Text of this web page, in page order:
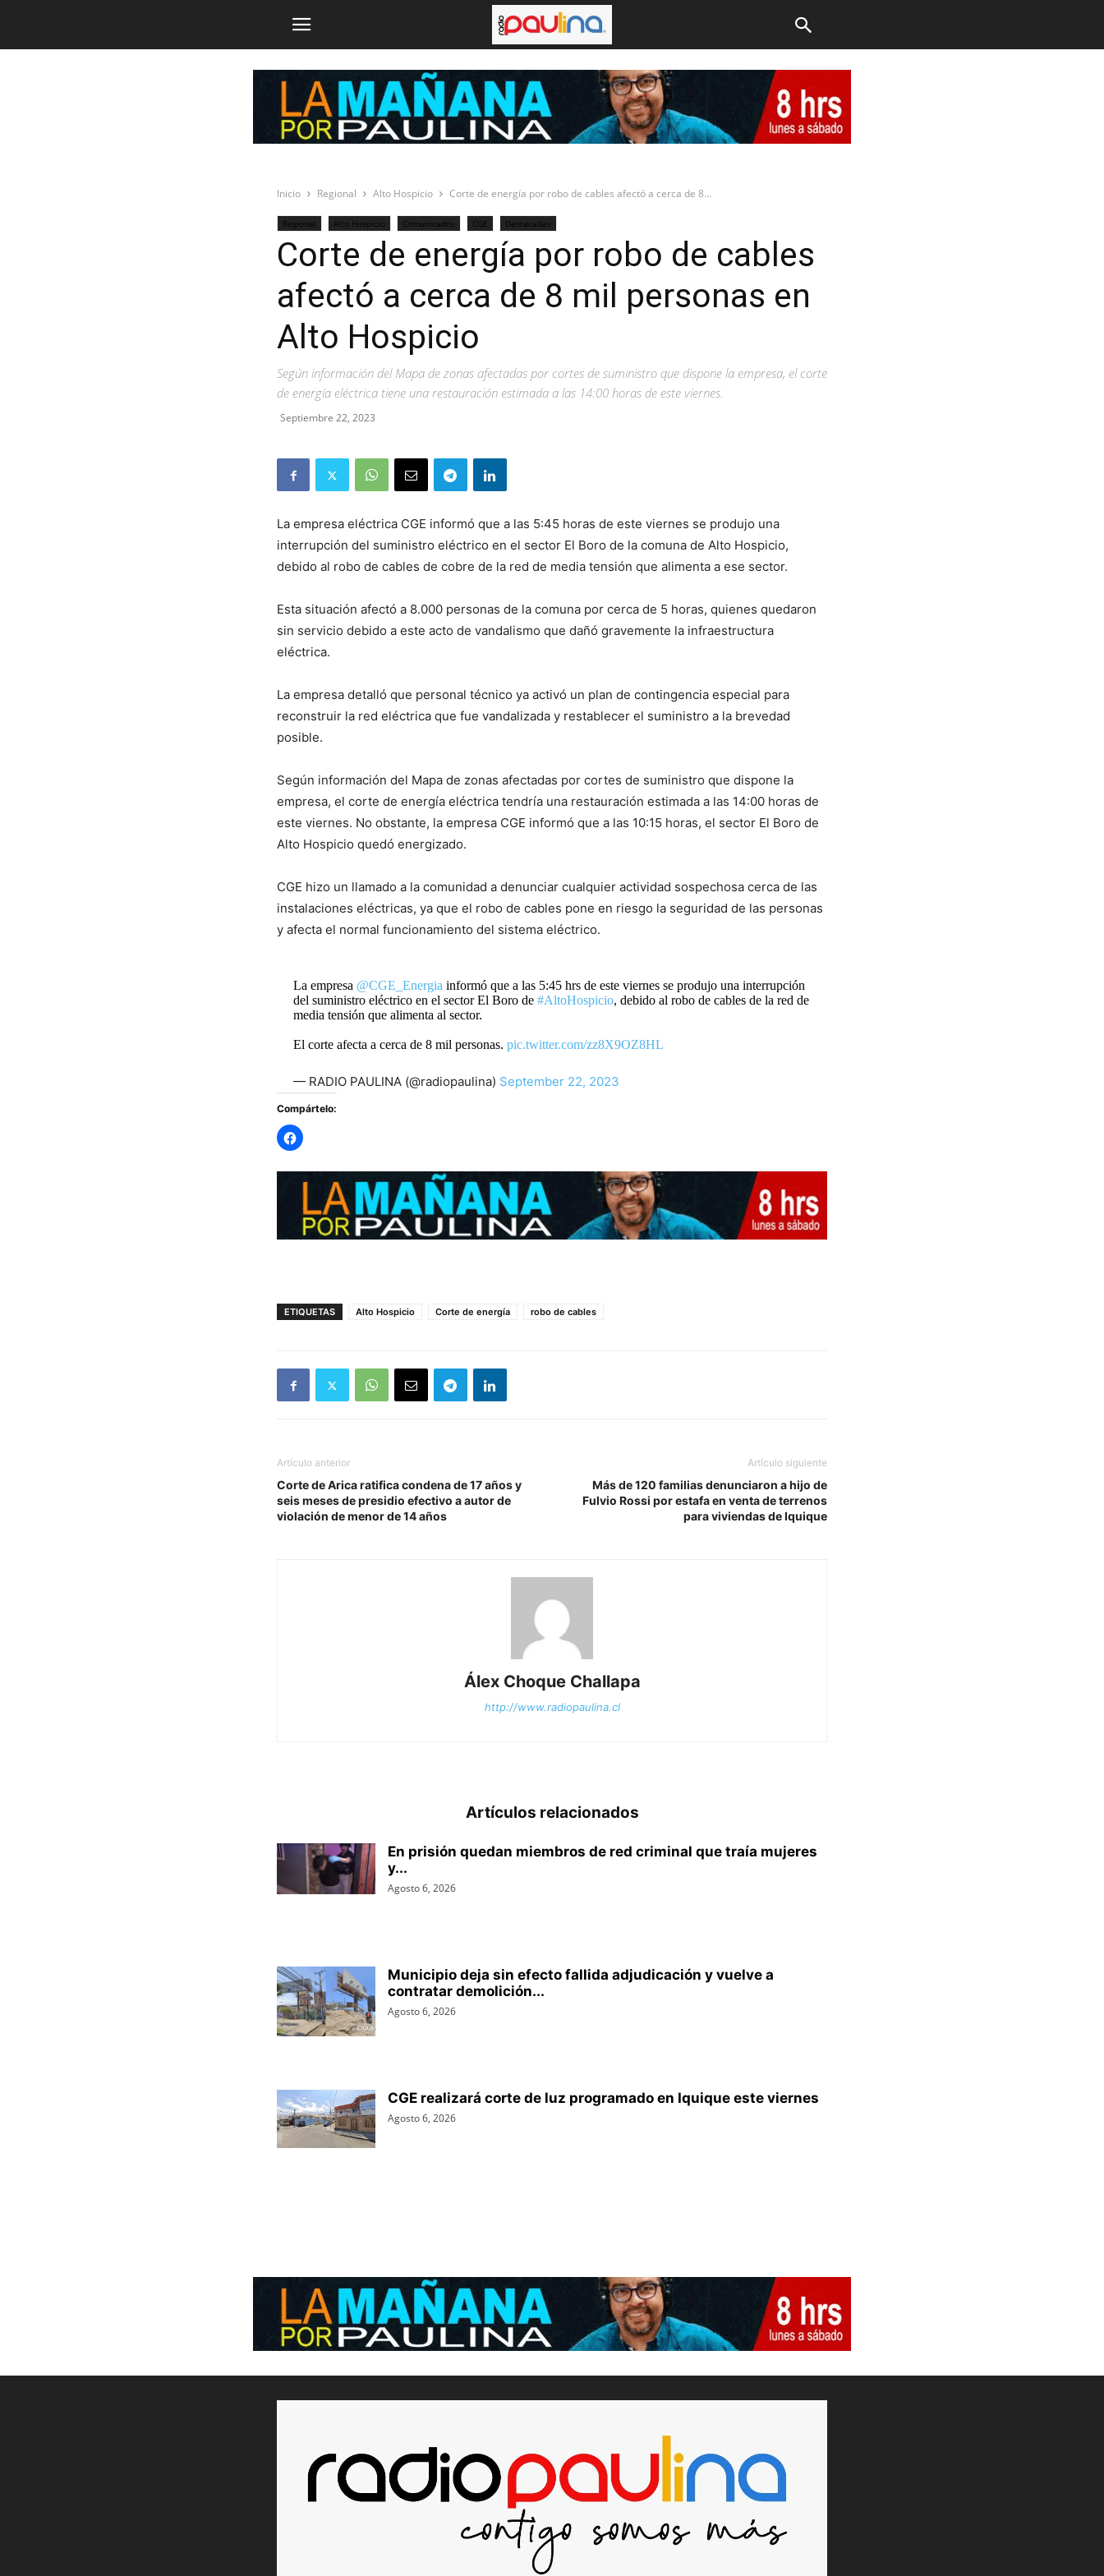
Inicio Regional Alto Hospicio Corte de energía por robo de cables afectó a cerca de 8...
Regional Alto Hospicio Comunicados CGE Destacadas
Corte de energía por robo de cables
afectó a cerca de 8 mil personas en
Alto Hospicio
Según información del Mapa de zonas afectadas por cortes de suministro que dispone la empresa, el corte
de energía eléctrica tiene una restauración estimada a las 14:00 horas de este viernes.
Septiembre 22, 2023
La empresa eléctrica CGE informó que a las 5:45 horas de este viernes se produjo una
interrupción del suministro eléctrico en el sector El Boro de la comuna de Alto Hospicio,
debido al robo de cables de cobre de la red de media tensión que alimenta a ese sector.
Esta situación afectó a 8.000 personas de la comuna por cerca de 5 horas, quienes quedaron
sin servicio debido a este acto de vandalismo que dañó gravemente la infraestructura
eléctrica.
La empresa detalló que personal técnico ya activó un plan de contingencia especial para
reconstruir la red eléctrica que fue vandalizada y restablecer el suministro a la brevedad
posible.
Según información del Mapa de zonas afectadas por cortes de suministro que dispone la
empresa, el corte de energía eléctrica tendría una restauración estimada a las 14:00 horas de
este viernes. No obstante, la empresa CGE informó que a las 10:15 horas, el sector El Boro de
Alto Hospicio quedó energizado.
CGE hizo un llamado a la comunidad a denunciar cualquier actividad sospechosa cerca de las
instalaciones eléctricas, ya que el robo de cables pone en riesgo la seguridad de las personas
y afecta el normal funcionamiento del sistema eléctrico.
La empresa @CGE_Energia informó que a las 5:45 hrs de este viernes se produjo una interrupción
del suministro eléctrico en el sector El Boro de#AltoHospicio, debido al robo de cables de la red de
media tensión que alimenta al sector.
El corte afecta a cerca de 8 mil personas.pic.twitter.com/zz8X9OZ8HL
— RADIO PAULINA (@radiopaulina) September 22, 2023
Compártelo:
ETIQUETAS Alto Hospicio Corte de energía robo de cables
Artículo anterior
Corte de Arica ratifica condena de 17 años y
seis meses de presidio efectivo a autor de
violación de menor de 14 años
Artículo siguiente
Más de 120 familias denunciaron a hijo de
Fulvio Rossi por estafa en venta de terrenos
para viviendas de Iquique
Álex Choque Challapa
http://www.radiopaulina.cl
Artículos relacionados
En prisión quedan miembros de red criminal que traía mujeres
y...
Agosto 6, 2026
Municipio deja sin efecto fallida adjudicación y vuelve a
contratar demolición...
Agosto 6, 2026
CGE realizará corte de luz programado en Iquique este viernes
Agosto 6, 2026